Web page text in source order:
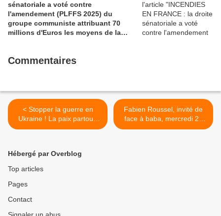
sénatoriale a voté contre
l'amendement (PLFFS 2025) du
groupe communiste attribuant 70
millions d'Euros les moyens de la
Commentaires
< Stopper la guerre en
Ukraine ! La paix partout,
pour tous, toujours –
février 2022, le chef de
l’État de la Fédération de
ordonnait le lancement
contre l’Ukraine, au
prétexte d’une «
Fabien Roussel, invité de
face à baba, mercredi 23
mars >
Hébergé par Overblog
Top articles
Pages
Contact